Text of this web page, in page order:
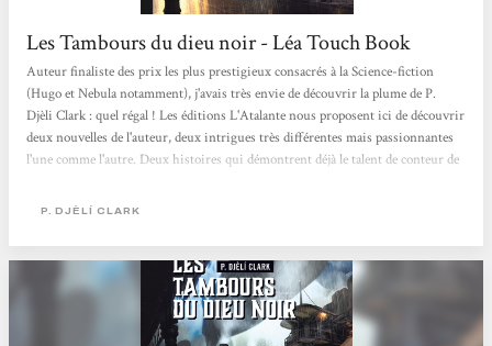
Les Tambours du dieu noir - Léa Touch Book
Auteur finaliste des prix les plus prestigieux consacrés à la Science-fiction
(Hugo et Nebula notamment), j'avais très envie de découvrir la plume de P.
Djèli Clark : quel régal ! Les éditions L'Atalante nous proposent ici de découvrir
deux nouvelles de l'auteur, deux intrigues très différentes mais passionnantes
l'une comme l'autre. Deux histoires qui démontrent déjà le talent de conteur de
univers et dont on ressort avec admiration. En effet le genre de la nouvelle est
P. DJÈLÍ CLARK